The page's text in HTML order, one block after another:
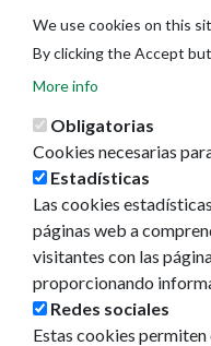
Actualidad
Noticias
Eventos
Redes sociales
Ruedas de prensa
We use cookies on this
By clicking the Accept
More info
Obligatorias
Cookies necesarias
Estadísticas
Las cookies
páginas web a
visitantes con las
proporcionando
Redes sociales
Estas cookies